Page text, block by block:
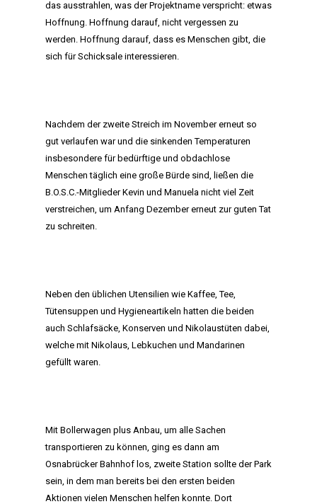
das ausstrahlen, was der Projektname verspricht: etwas
Hoffnung. Hoffnung darauf, nicht vergessen zu
werden. Hoffnung darauf, dass es Menschen gibt, die
sich für Schicksale interessieren.
Nachdem der zweite Streich im November erneut so
gut verlaufen war und die sinkenden Temperaturen
insbesondere für bedürftige und obdachlose
Menschen täglich eine große Bürde sind, ließen die
B.O.S.C.-Mitglieder Kevin und Manuela nicht viel Zeit
verstreichen, um Anfang Dezember erneut zur guten Tat
zu schreiten.
Neben den üblichen Utensilien wie Kaffee, Tee,
Tütensuppen und Hygieneartikeln hatten die beiden
auch Schlafsäcke, Konserven und Nikolaustüten dabei,
welche mit Nikolaus, Lebkuchen und Mandarinen
gefüllt waren.
Mit Bollerwagen plus Anbau, um alle Sachen
transportieren zu können, ging es dann am
Osnabrücker Bahnhof los, zweite Station sollte der Park
sein, in dem man bereits bei den ersten beiden
Aktionen vielen Menschen helfen konnte. Dort